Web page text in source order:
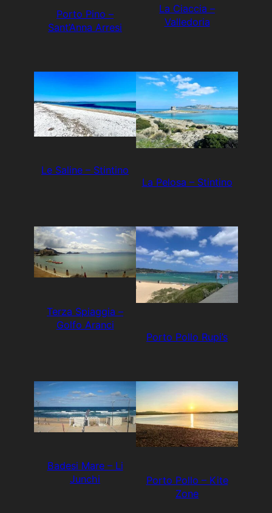
Porto Pino –
Sant’Anna Arresi
La Ciaccia –
Valledoria
Le Saline – Stintino
La Pelosa – Stintino
Terza Spiaggia –
Golfo Aranci
Porto Pollo Rupi’s
Badesi Mare – Li
Junchi
Porto Pollo – Kite
Zone